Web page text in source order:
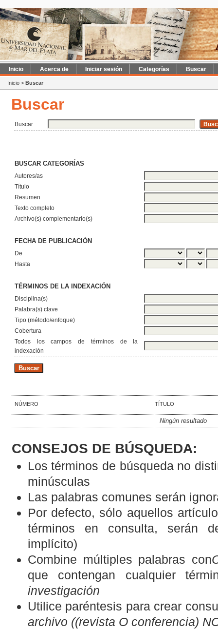
Inicio Acerca de Iniciar sesión Categorías Buscar
Inicio > Buscar
Buscar
Buscar
BUSCAR CATEGORÍAS
Autores/as
Título
Resumen
Texto completo
Archivo(s) complementario(s)
FECHA DE PUBLICACIÓN
De
Hasta
TÉRMINOS DE LA INDEXACIÓN
Disciplina(s)
Palabra(s) clave
Tipo (método/enfoque)
Cobertura
Todos los campos de términos de la
indexación
NÚMERO TÍTULO
Ningún resultado
CONSEJOS DE BÚSQUEDA:
Los términos de búsqueda no
minúsculas
Las palabras comunes serán
Por defecto, sólo aquellos
términos en consulta, serán
implícito)
Combine múltiples palabras con
que contengan cualquier
investigación
Utilice paréntesis para crear
archivo ((revista O conferencia)